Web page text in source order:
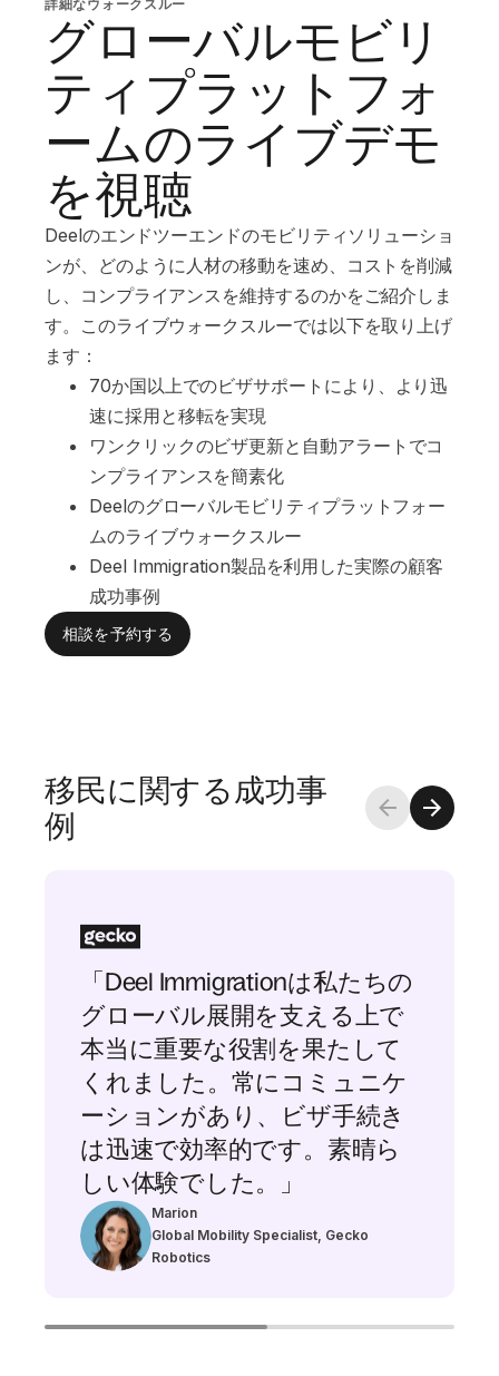
詳細なウォークスルー
グローバルモビリ
ティプラットフォ
ームのライブデモ
を視聴
Deelのエンドツーエンドのモビリティソリューショ
ンが、どのように人材の移動を速め、コストを削減
し、コンプライアンスを維持するのかをご紹介しま
す。このライブウォークスルーでは以下を取り上げ
ます：
70か国以上でのビザサポートにより、より迅
速に採用と移転を実現
ワンクリックのビザ更新と自動アラートでコ
ンプライアンスを簡素化
Deelのグローバルモビリティプラットフォー
ムのライブウォークスルー
Deel Immigration製品を利用した実際の顧客
成功事例
相談を予約する
移民に関する成功事
例
「Deel Immigrationは私たちの
グローバル展開を支える上で
本当に重要な役割を果たして
くれました。常にコミュニケ
ーションがあり、ビザ手続き
は迅速で効率的です。素晴ら
しい体験でした。」
Marion
Global Mobility Specialist, Gecko
Robotics